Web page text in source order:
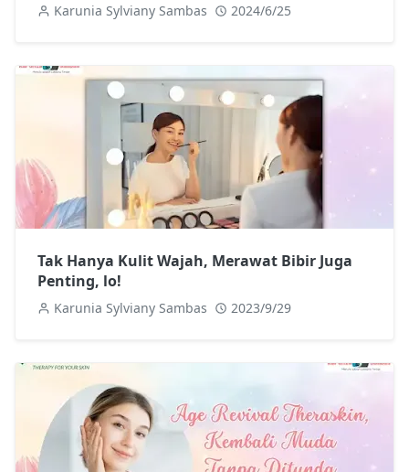
Karunia Sylviany Sambas 2024/6/25
Tak Hanya Kulit Wajah, Merawat Bibir Juga
Penting, lo!
Karunia Sylviany Sambas 2023/9/29